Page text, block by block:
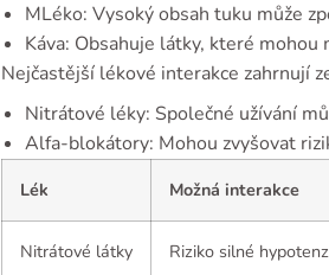
MLéko: Vysoký obsah tuku může
Káva: Obsahuje látky, které mohou
Nejčastější lékové interakce zahrnují
Nitrátové léky: Společné užívání
Alfa-blokátory: Mohou zvyšovat
Lék Možná interakce
Nitrátové látky Riziko silné